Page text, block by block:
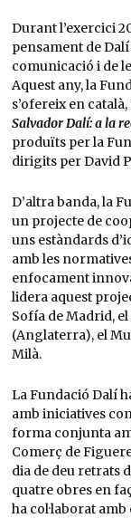
Durant l’exercici
pensament de
comunicació i de
Aquest any, la
s’ofereix en
Salvador Dalí: a la
produïts per la
dirigits per David
D’altra banda, la
un projecte de
uns estàndards
amb les
enfocament
lidera aquest
Sofía de Madrid,
(Anglaterra), el
Milà.
La Fundació Dalí
amb iniciatives
forma conjunta
Comerç de
dia de deu retrats
quatre obres en
ha col·laborat